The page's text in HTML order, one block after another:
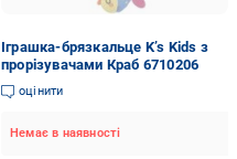
Іграшка-брязкальце K’s Kids з
прорізувачами Краб 6710206
оцінити
Немає в наявності